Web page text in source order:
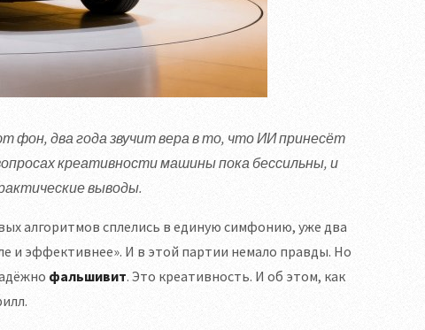
два года звучит вера в то, что ИИ принесёт
креативности машины пока бессильны, и
выводы.
алгоритмов сплелись в единую симфонию, уже два
и эффективнее». И в этой партии немало правды. Но
фальшивит. Это креативность. И об этом, как